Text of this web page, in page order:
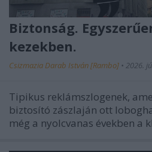
Biztonság.
kezekben.
Csizmazia Darab István [Rambo] • 2026.
Tipikus reklámszlogenek,
biztosító zászlaján ott
még a nyolcvanas években a